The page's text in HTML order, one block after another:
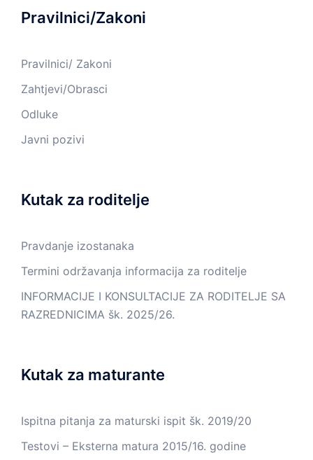
Pravilnici/Zakoni
Pravilnici/ Zakoni
Zahtjevi/Obrasci
Odluke
Javni pozivi
Kutak za roditelje
Pravdanje izostanaka
Termini održavanja informacija za roditelje
INFORMACIJE I KONSULTACIJE ZA RODITELJE SA
RAZREDNICIMA šk. 2025/26.
Kutak za maturante
Ispitna pitanja za maturski ispit šk. 2019/20
Testovi – Eksterna matura 2015/16. godine